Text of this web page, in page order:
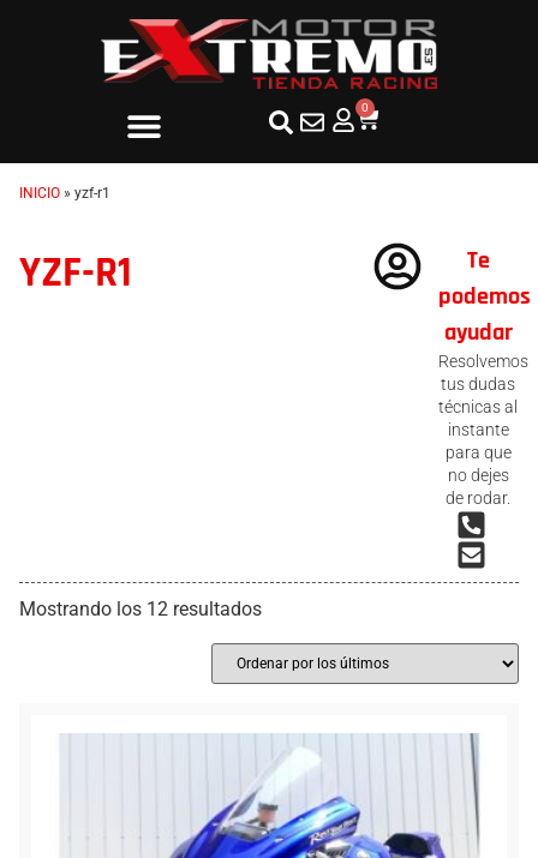
0
INICIO » yzf-r1
YZF-R1
Te
podemos
ayudar
Resolvemos
tus dudas
técnicas al
instante
para que
no dejes
de rodar.
Mostrando los 12 resultados